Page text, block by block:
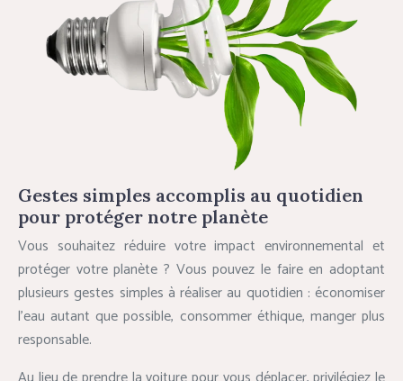
Gestes simples accomplis au quotidien
pour protéger notre planète
Vous souhaitez réduire votre impact environnemental et
protéger votre planète ? Vous pouvez le faire en adoptant
plusieurs gestes simples à réaliser au quotidien : économiser
l’eau autant que possible, consommer éthique, manger plus
responsable.